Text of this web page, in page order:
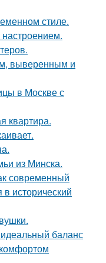
стиле.
выверенным и
в Москве с
квартира.
из Минска.
современный
исторический
идеальный баланс